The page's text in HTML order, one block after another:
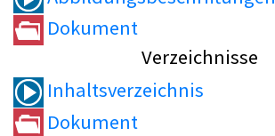
Dokument
Verzeichnisse
Inhaltsverzeichnis
Dokument